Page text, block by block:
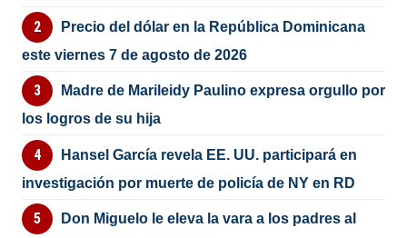
Precio del dólar en la República Dominicana
este viernes 7 de agosto de 2026
Madre de Marileidy Paulino expresa orgullo por
los logros de su hija
Hansel García revela EE. UU. participará en
investigación por muerte de policía de NY en RD
Don Miguelo le eleva la vara a los padres al